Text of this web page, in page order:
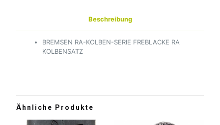
Beschreibung
BREMSEN RA-KOLBEN-SERIE FREBLACKE RA
KOLBENSATZ
Ähnliche Produkte